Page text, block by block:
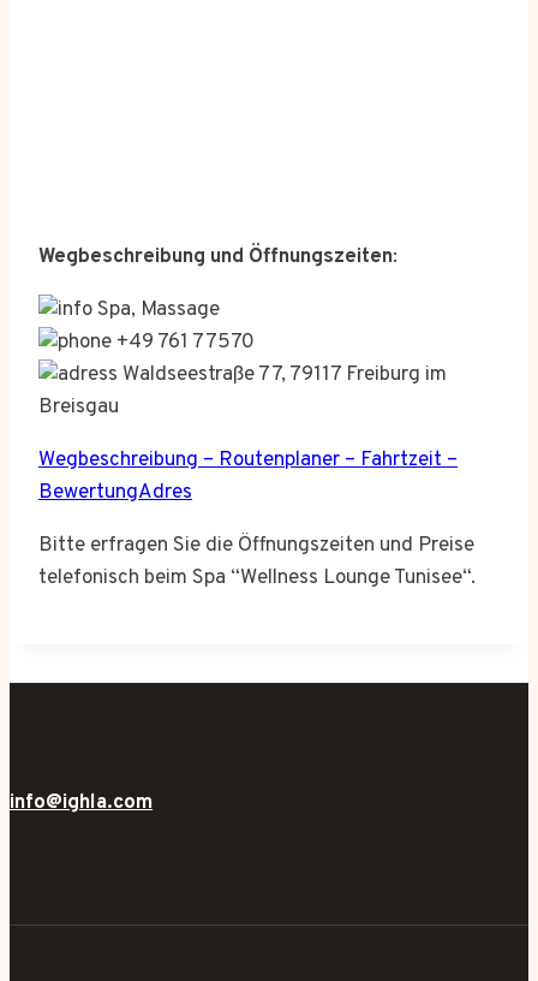
Wegbeschreibung und Öffnungszeiten:
Spa, Massage
+49 761 77570
Waldseestraße 77, 79117 Freiburg im
Breisgau
Wegbeschreibung – Routenplaner – Fahrtzeit –
BewertungAdres
Bitte erfragen Sie die Öffnungszeiten und Preise
telefonisch beim Spa “Wellness Lounge Tunisee“.
info@ighla.com